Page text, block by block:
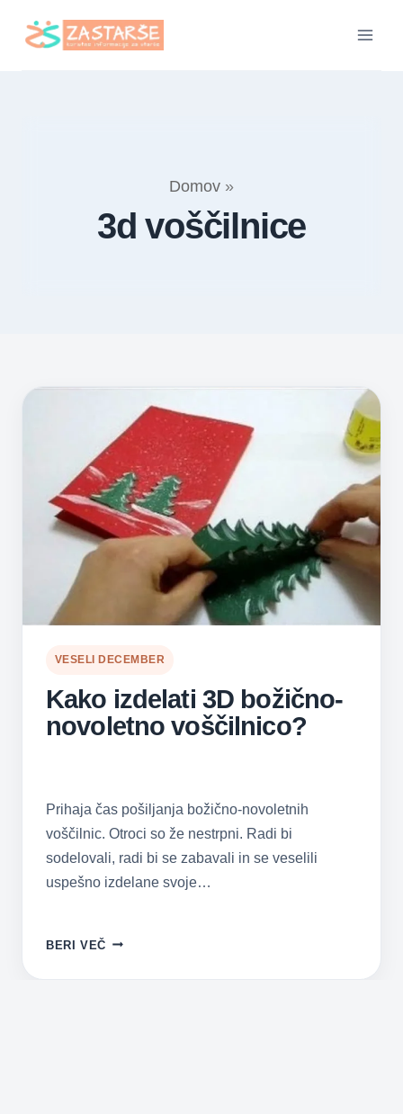
Domov »
3d voščilnice
VESELI DECEMBER
Kako izdelati 3D božično-
novoletno voščilnico?
Prihaja čas pošiljanja božično-novoletnih
voščilnic. Otroci so že nestrpni. Radi bi
sodelovali, radi bi se zabavali in se veselili
uspešno izdelane svoje…
BERI VEČ KAKO
3D